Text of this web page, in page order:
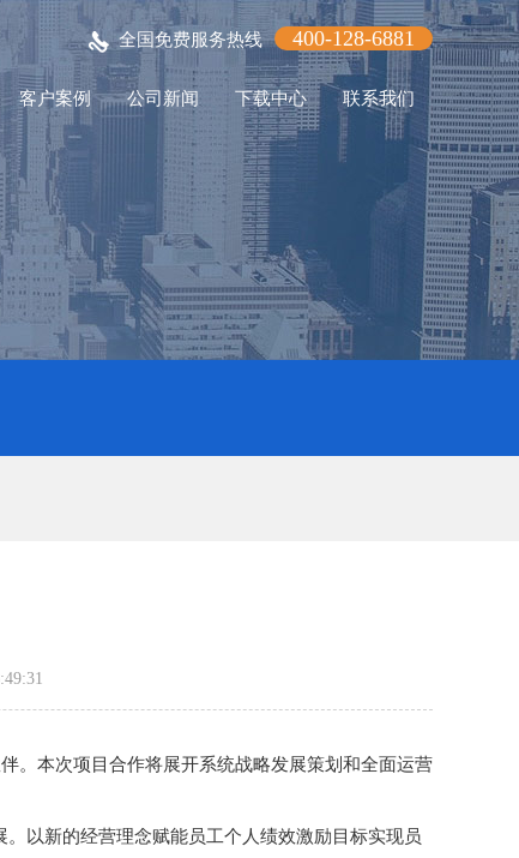
全国免费服务热线 400-128-6881
客户案例 公司新闻 下载中心 联系我们
。本次项目合作将展开系统战略发展策划和全面运营
以新的经营理念赋能员工个人绩效激励目标实现员